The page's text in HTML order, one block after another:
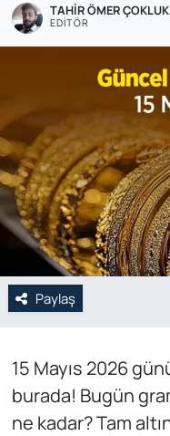
TAHIR ÖMER ÇOKLUK
EDITÖR
Paylaş
15 Mayıs 2026
burada! Bugün
ne kadar? Tam
Ekonomi
Gündem
Özel Haber
POLİTİKA
Siyaset
Spor
Yerel